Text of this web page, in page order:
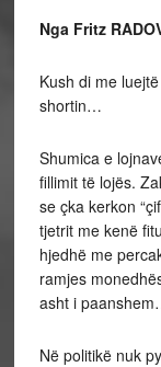
Nga Fritz
Kush di me
shortin…
Shumica e
fillimit të lojës.
se çka kerkon
tjetrit me kenë
hjedhë me
ramjes
asht i
Në politikë nuk